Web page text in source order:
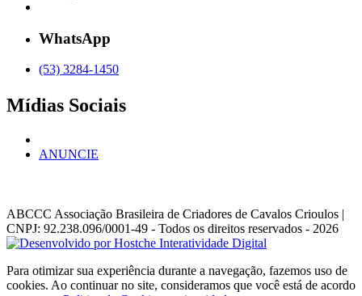
WhatsApp
(53) 3284-1450
Mídias Sociais
ANUNCIE
ABCCC Associação Brasileira de Criadores de Cavalos Crioulos |
CNPJ: 92.238.096/0001-49 - Todos os direitos reservados - 2026
Para otimizar sua experiência durante a navegação, fazemos uso de
cookies. Ao continuar no site, consideramos que você está de acordo